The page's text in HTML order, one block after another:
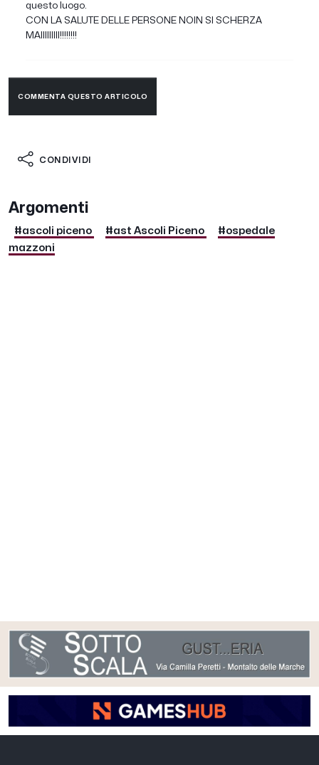
questo luogo.
CON LA SALUTE DELLE PERSONE NOIN SI SCHERZA
MAIIIIIIIII!!!!!!!!
COMMENTA QUESTO ARTICOLO
CONDIVIDI
Argomenti
#ascoli piceno #ast Ascoli Piceno
#ospedale
mazzoni